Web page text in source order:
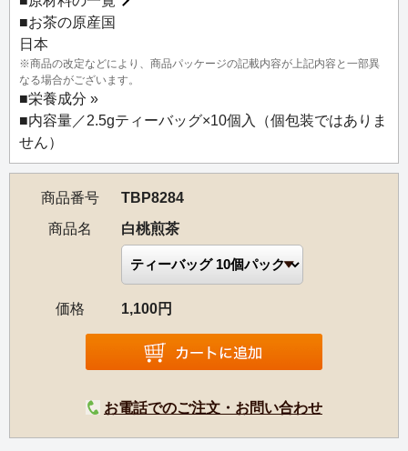
■お茶の原産国
日本
※商品の改定などにより、商品パッケージの記載内容が上記内容と一部異
なる場合がございます。
■栄養成分 »
■内容量／2.5gティーバッグ×10個入（個包装ではありま
せん）
商品番号
TBP8284
商品名
白桃煎茶
価格 1,100円
お電話でのご注文・お問い合わせ